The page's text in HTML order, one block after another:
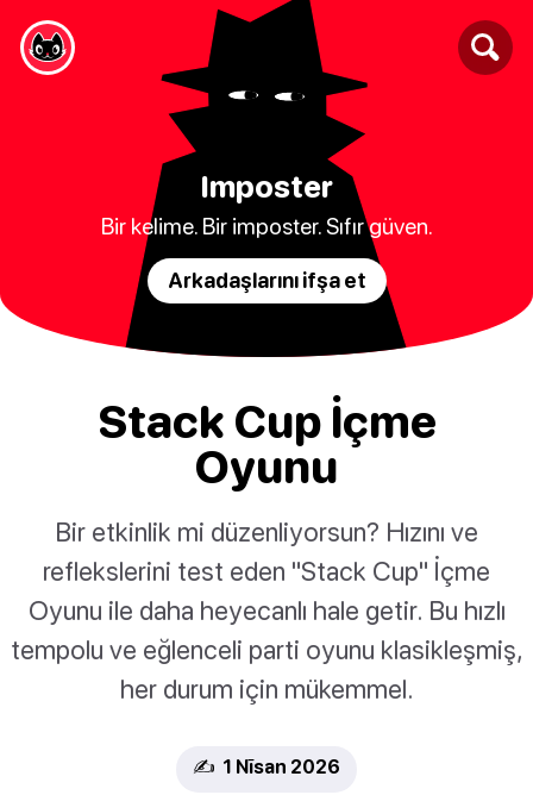
Imposter
Bir kelime. Bir imposter. Sıfır güven.
Arkadaşlarını ifşa et
Stack Cup İçme
Oyunu
Bir etkinlik mi düzenliyorsun? Hızını ve
reflekslerini test eden "Stack Cup" İçme
Oyunu ile daha heyecanlı hale getir. Bu hızlı
tempolu ve eğlenceli parti oyunu klasikleşmiş,
her durum için mükemmel.
✍️ 1 Nīsan 2026